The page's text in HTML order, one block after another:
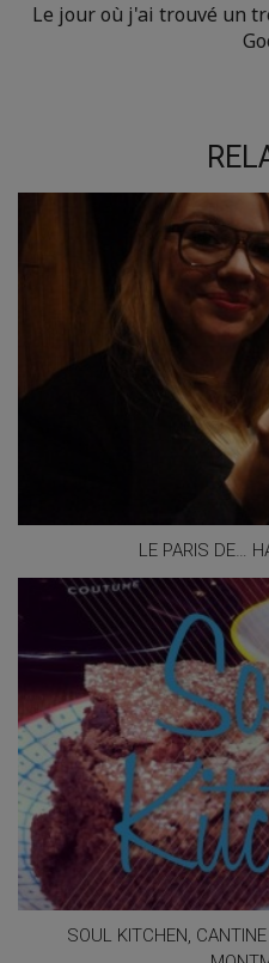
Le jour où j'ai trouvé un
LE PARIS DE…
SOUL KITCHEN,